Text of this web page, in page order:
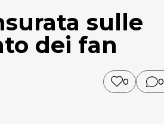
sulle
dei fan
0 0